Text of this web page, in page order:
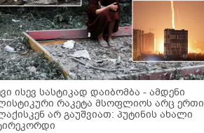
ისევ სასტიკად დაიბომბა - ამდენი
რაკეტა მსოფლიოს არც ერთი
არ გაუშვიათ: პუტინის ახალი